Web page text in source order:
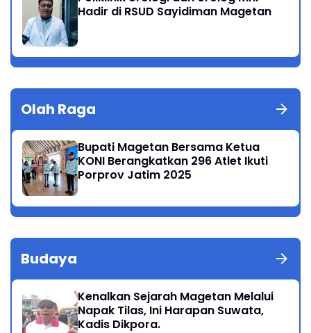
Hadir di RSUD Sayidiman Magetan
Olah Raga
Bupati Magetan Bersama Ketua
KONI Berangkatkan 296 Atlet Ikuti
Porprov Jatim 2025
Budaya
Kenalkan Sejarah Magetan Melalui
Napak Tilas, Ini Harapan Suwata,
Kadis Dikpora.